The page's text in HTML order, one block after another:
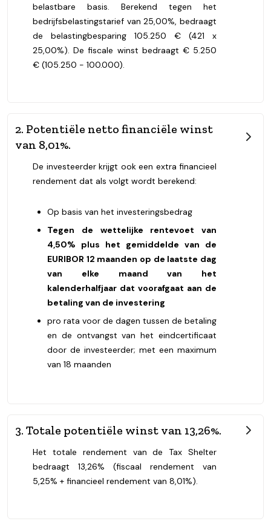
belastbare basis. Berekend tegen het
bedrijfsbelastingstarief van 25,00%, bedraagt
de belastingbesparing 105.250 € (421 x
25,00%). De fiscale winst bedraagt € 5.250
€ (105.250 - 100.000).
2. Potentiële netto financiële winst
van 8,01%.
De investeerder krijgt ook een extra financieel
rendement dat als volgt wordt berekend:
Op basis van het investeringsbedrag
Tegen de wettelijke rentevoet van
4,50% plus het gemiddelde van de
EURIBOR 12 maanden op de laatste dag
van elke maand van het
kalenderhalfjaar dat voorafgaat aan de
betaling van de investering
pro rata voor de dagen tussen de betaling
en de ontvangst van het eindcertificaat
door de investeerder; met een maximum
van 18 maanden
3. Totale potentiële winst van 13,26%.
Het totale rendement van de Tax Shelter
bedraagt 13,26% (fiscaal rendement van
5,25% + financieel rendement van 8,01%).